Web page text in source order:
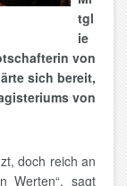
tgl
ie
von
sich bereit,
von
doch reich an
Werten“, sagt